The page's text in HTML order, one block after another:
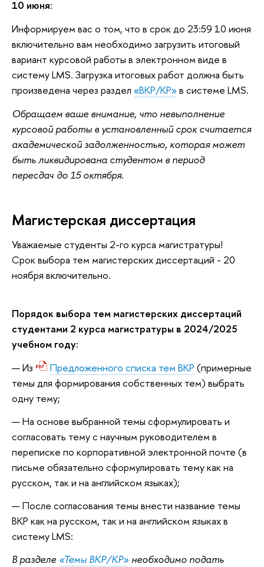
10 июня:
Информируем вас о том, что в срок до 23:59 10 июня
включительно вам необходимо загрузить итоговый
вариант курсовой работы в электронном виде в
систему LMS. Загрузка итоговых работ должна быть
произведена через раздел «ВКР/КР»в системе LMS.
Обращаем ваше внимание, что невыполнение
курсовой работы в установленный срок считается
академической задолженностью, которая может
быть ликвидирована студентом в период
пересдач до 15 октября.
Магистерская диссертация
Уважаемые студенты 2-го курса магистратуры!
Срок выбора тем магистерских диссертаций - 20
ноября включительно.
Порядок выбора тем магистерских диссертаций
студентами 2 курса магистратуры в 2024/2025
учебном году:
Из
Предложенного списка тем ВКР (примерные
темы для формирования собственных тем) выбрать
одну тему;
На основе выбранной темы сформулировать и
согласовать тему с научным руководителем в
переписке по корпоративной электронной почте (в
письме обязательно сформулировать тему как на
русском, так и на английском языках);
После согласования темы внести название темы
ВКР как на русском, так и на английском языках в
систему LMS:
В разделе «Темы ВКР/КР» необходимо подать